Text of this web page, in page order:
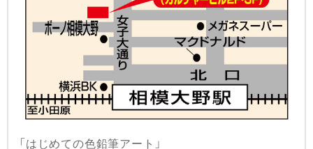
「はじめての色鉛筆アート」